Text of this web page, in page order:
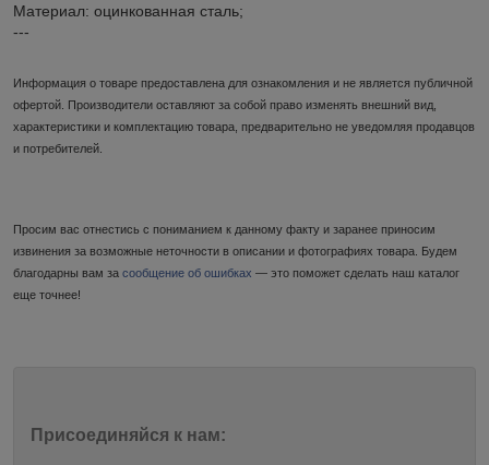
Материал: оцинкованная сталь;
---
Информация о товаре предоставлена для ознакомления и не является публичной
офертой. Производители оставляют за собой право изменять внешний вид,
характеристики и комплектацию товара, предварительно не уведомляя продавцов
и потребителей.
Просим вас отнестись с пониманием к данному факту и заранее приносим
извинения за возможные неточности в описании и фотографиях товара. Будем
благодарны вам за сообщение об ошибках — это поможет сделать наш каталог
еще точнее!
Присоединяйся к нам: